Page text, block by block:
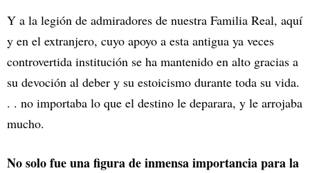
Y a la legión de admiradores de nuestra Familia Real, aquí
y en el extranjero, cuyo apoyo a esta antigua ya veces
controvertida institución se ha mantenido en alto gracias a
su devoción al deber y su estoicismo durante toda su vida.
. . no importaba lo que el destino le deparara, y le arrojaba
mucho.
No solo fue una figura de inmensa importancia para la